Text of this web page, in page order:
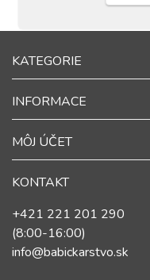
KATEGORIE
INFORMACE
MÔJ ÚČET
KONTAKT
+421 221 201 290
(8:00-16:00)
info@babickarstvo.sk